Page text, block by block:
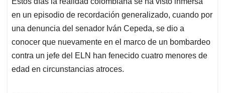
s
A
p
p
b
o
o
k
e
d
I
n
l
a
d
s
en un episodio de recordación generalizado, cuando por
una denuncia del senador Iván Cepeda, se dio a
conocer que nuevamente en el marco de un bombardeo
contra un jefe del ELN han fenecido cuatro menores de
edad en circunstancias atroces.